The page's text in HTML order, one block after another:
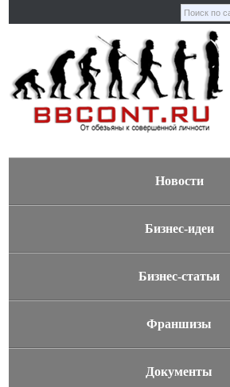
Новости
Бизнес-идеи
Бизнес-статьи
Франшизы
Документы